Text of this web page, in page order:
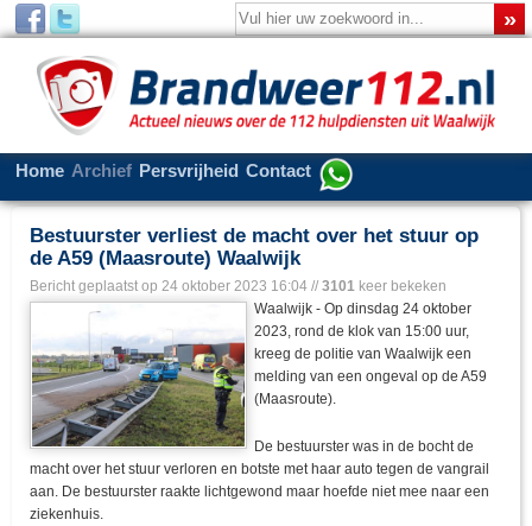
Home Archief Persvrijheid Contact
Bestuurster verliest de macht over het stuur op
de A59 (Maasroute) Waalwijk
Bericht geplaatst op 24 oktober 2023 16:04 // 3101 keer bekeken
Waalwijk - Op dinsdag 24 oktober
2023, rond de klok van 15:00 uur,
kreeg de politie van Waalwijk een
melding van een ongeval op de A59
(Maasroute).
De bestuurster was in de bocht de
macht over het stuur verloren en botste met haar auto tegen de vangrail
aan. De bestuurster raakte lichtgewond maar hoefde niet mee naar een
ziekenhuis.